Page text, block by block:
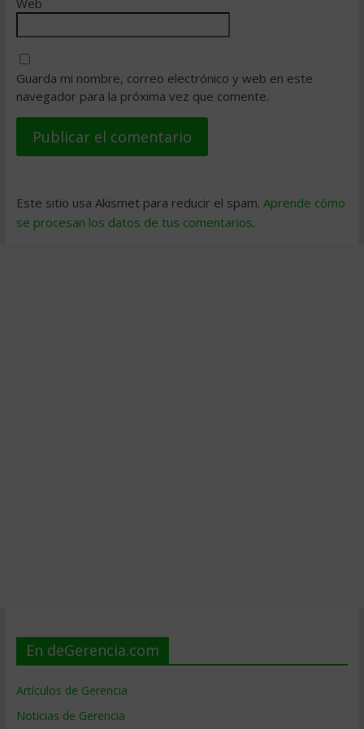
Web
Guarda mi nombre, correo electrónico y web en este
navegador para la próxima vez que comente.
Este sitio usa Akismet para reducir el spam. Aprende cómo
se procesan los datos de tus comentarios.
En deGerencia.com
Artículos de Gerencia
Noticias de Gerencia